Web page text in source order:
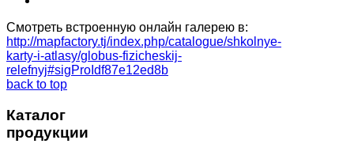
Смотреть встроенную онлайн галерею в:
http://mapfactory.tj/index.php/catalogue/shkolnye-
karty-i-atlasy/globus-fizicheskij-
relefnyj#sigProIdf87e12ed8b
back to top
Каталог
продукции